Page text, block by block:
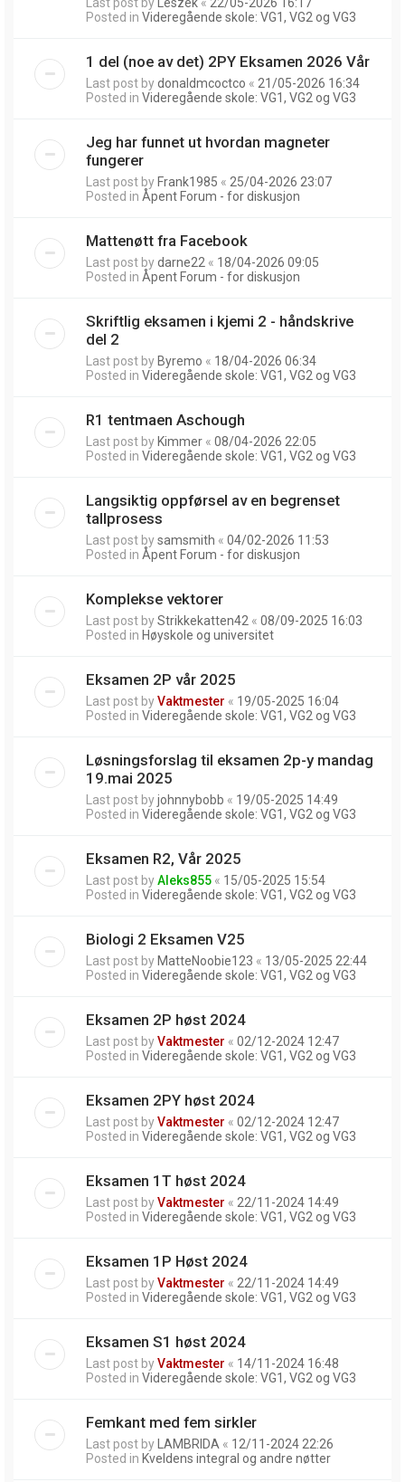
Posted in Videregående skole: VG1, VG2 og VG3
1 del (noe av det) 2PY Eksamen 2026 Vår
Last post bydonaldmcoctco « 21/05-2026 16:34
Posted in Videregående skole: VG1, VG2 og VG3
Jeg har funnet ut hvordan magneter
fungerer
Last post by Frank1985 « 25/04-2026 23:07
Posted in Åpent Forum - for diskusjon
Mattenøtt fra Facebook
Last post bydarne22 « 18/04-2026 09:05
Posted in Åpent Forum - for diskusjon
Skriftlig eksamen i kjemi 2 - håndskrive
del 2
Last post by Byremo « 18/04-2026 06:34
Posted in Videregående skole: VG1, VG2 og VG3
R1 tentmaen Aschough
Last post by Kimmer « 08/04-2026 22:05
Posted in Videregående skole: VG1, VG2 og VG3
Langsiktig oppførsel av en begrenset
tallprosess
Last post bysamsmith « 04/02-2026 11:53
Posted in Åpent Forum - for diskusjon
Komplekse vektorer
Last post byStrikkekatten42 « 08/09-2025 16:03
Posted in Høyskole og universitet
Eksamen 2P vår 2025
Last post byVaktmester « 19/05-2025 16:04
Posted in Videregående skole: VG1, VG2 og VG3
Løsningsforslag til eksamen 2p-y mandag
19.mai 2025
Last post byjohnnybobb « 19/05-2025 14:49
Posted in Videregående skole: VG1, VG2 og VG3
Eksamen R2, Vår 2025
Last post byAleks855 « 15/05-2025 15:54
Posted in Videregående skole: VG1, VG2 og VG3
Biologi 2 Eksamen V25
Last post by MatteNoobie123 « 13/05-2025 22:44
Posted in Videregående skole: VG1, VG2 og VG3
Eksamen 2P høst 2024
Last post byVaktmester « 02/12-2024 12:47
Posted in Videregående skole: VG1, VG2 og VG3
Eksamen 2PY høst 2024
Last post byVaktmester « 02/12-2024 12:47
Posted in Videregående skole: VG1, VG2 og VG3
Eksamen 1T høst 2024
Last post byVaktmester « 22/11-2024 14:49
Posted in Videregående skole: VG1, VG2 og VG3
Eksamen 1P Høst 2024
Last post byVaktmester « 22/11-2024 14:49
Posted in Videregående skole: VG1, VG2 og VG3
Eksamen S1 høst 2024
Last post byVaktmester « 14/11-2024 16:48
Posted in Videregående skole: VG1, VG2 og VG3
Femkant med fem sirkler
Last post by LAMBRIDA « 12/11-2024 22:26
Posted in Kveldens integral og andre nøtter